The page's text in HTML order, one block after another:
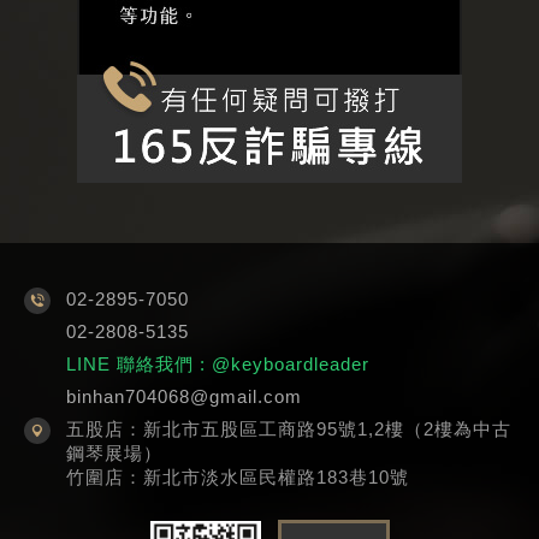
02-2895-7050
02-2808-5135
LINE 聯絡我們 : @keyboardleader
binhan704068@gmail.com
五股店：新北市五股區工商路95號1,2樓（2樓為中古
鋼琴展場）
竹圍店：新北市淡水區民權路183巷10號